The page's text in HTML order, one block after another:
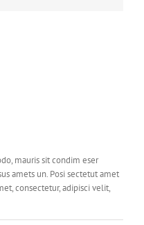
mauris sit condim eser
amets un. Posi sectetut amet
consectetur, adipisci velit,